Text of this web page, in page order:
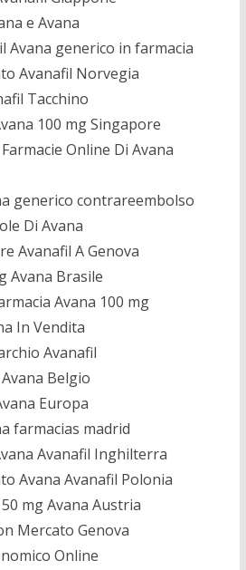
e Avana
Avana generico in farmacia
Avanafil Norvegia
Tacchino
100 mg Singapore
Online Di Avana
generico contrareembolso
Di Avana
Avanafil A Genova
Avana Brasile
Avana 100 mg
In Vendita
Avanafil
Belgio
Europa
farmacias madrid
Avanafil Inghilterra
Avana Avanafil Polonia
mg Avana Austria
Mercato Genova
Online